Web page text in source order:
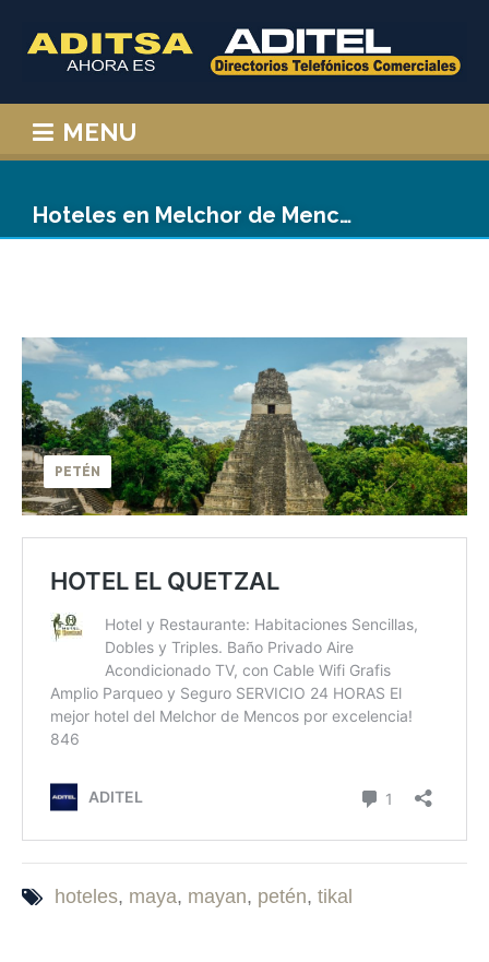
MENU
Hoteles en Melchor de Mencos
PETÉN
hoteles, maya, mayan, petén, tikal